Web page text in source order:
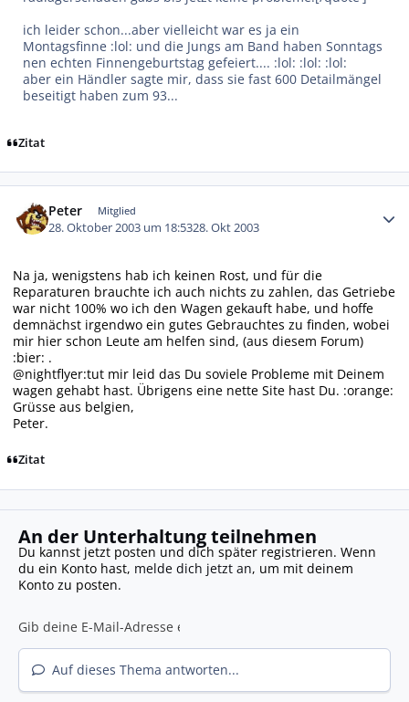
ich leider schon...aber vielleicht war es ja ein
Montagsfinne :lol: und die Jungs am Band haben Sonntags
nen echten Finnengeburtstag gefeiert.... :lol: :lol: :lol:
aber ein Händler sagte mir, dass sie fast 600 Detailmängel
beseitigt haben zum 93...
Zitat
Peter Mitglied
28. Oktober 2003 um 18:5328. Okt 2003
Na ja, wenigstens hab ich keinen Rost, und für die
Reparaturen brauchte ich auch nichts zu zahlen, das Getriebe
war nicht 100% wo ich den Wagen gekauft habe, und hoffe
demnächst irgendwo ein gutes Gebrauchtes zu finden, wobei
mir hier schon Leute am helfen sind, (aus diesem Forum)
:bier: .
@nightflyer:tut mir leid das Du soviele Probleme mit Deinem
wagen gehabt hast. Übrigens eine nette Site hast Du. :orange:
Grüsse aus belgien,
Peter.
Zitat
An der Unterhaltung teilnehmen
Du kannst jetzt posten und dich später registrieren. Wenn
du ein Konto hast, melde dich jetzt an, um mit deinem
Konto zu posten.
Auf dieses Thema antworten...